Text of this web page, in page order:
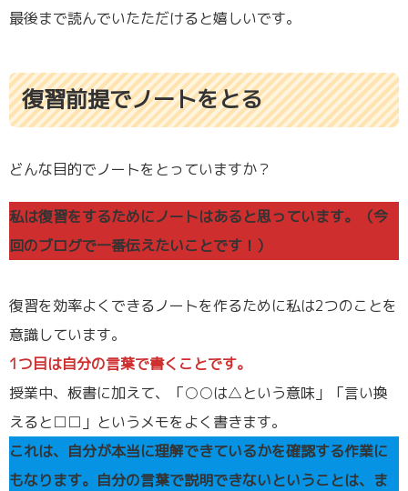
最後まで読んでいたただけると嬉しいです。
復習前提でノートをとる
どんな目的でノートをとっていますか？
私は復習をするためにノートはあると思っています。（今
回のブログで一番伝えたいことです！）
復習を効率よくできるノートを作るために私は2つのことを
意識しています。
1つ目は自分の言葉で書くことです。
授業中、板書に加えて、「○○は△という意味」「言い換
えると□□」というメモをよく書きます。
これは、自分が本当に理解できているかを確認する作業に
もなります。自分の言葉で説明できないということは、ま